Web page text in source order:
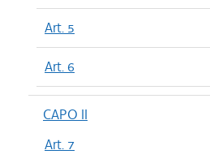
Art. 5
Art. 6
CAPO II
Art. 7